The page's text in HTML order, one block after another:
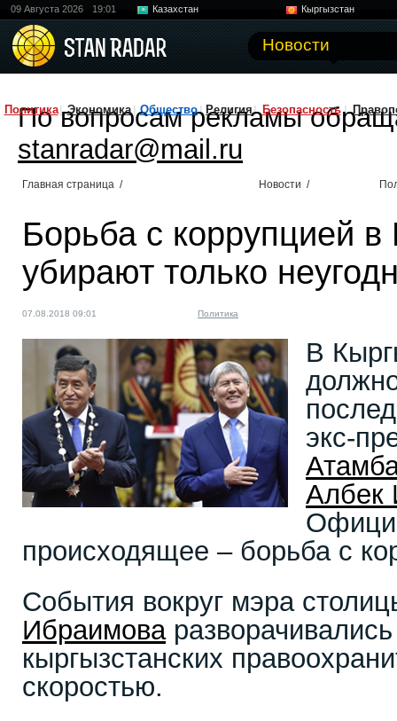
09 Августа 2026 19:01 Казахстан
Кыргызстан
Новости
Политика Экономика Общество Религия Безопасность
По вопросам рекламы
stanradar@mail.ru
Главная страница / Новости /
Борьба с коррупцией в
убирают только
07.08.2018 09:01 Политика
В
экс-
Албек
происходящее – борьба с
События вокруг мэра
Ибраимова
кыргызстанских
скоростью.